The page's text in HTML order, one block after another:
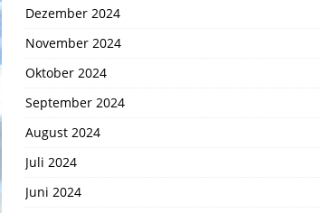
Dezember 2024
November 2024
Oktober 2024
September 2024
August 2024
Juli 2024
Juni 2024